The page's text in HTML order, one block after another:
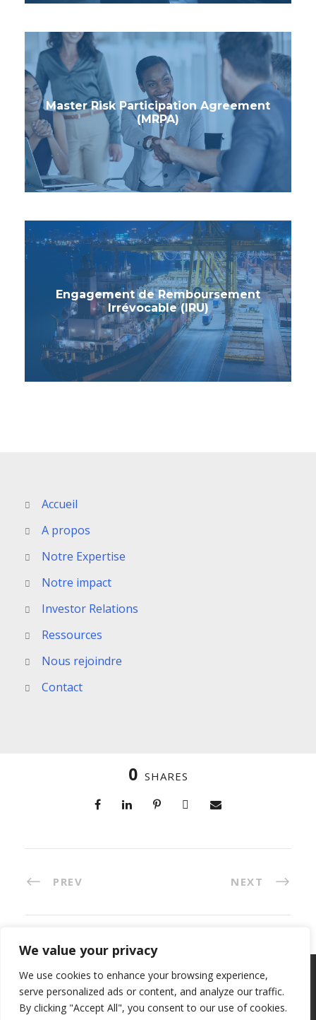
We value your privacy
We use cookies to enhance your browsing experience,
serve personalized ads or content, and analyze our traffic.
By clicking "Accept All", you consent to our use of cookies.
Master Risk Participation Agreement
(MRPA)
Engagement de Remboursement
Irrévocable (IRU)
Accueil
A propos
Notre Expertise
Notre impact
Investor Relations
Ressources
Nous rejoindre
Contact
0 SHARES
PREV NEXT
Copyright 2023, All Right Reserved, ETC Invest
S.p.A. VAT IT 04821260264 -Privacy Policy- Cookie